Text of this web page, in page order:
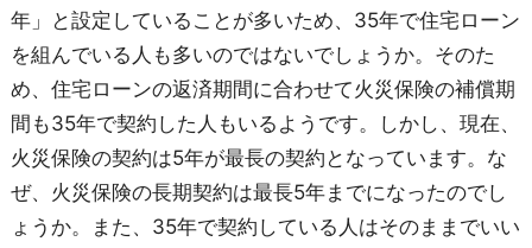
年」と設定していることが多いため、35年で住宅ローン
を組んでいる人も多いのではないでしょうか。そのた
め、住宅ローンの返済期間に合わせて火災保険の補償期
間も35年で契約した人もいるようです。しかし、現在、
火災保険の契約は5年が最長の契約となっています。な
ぜ、火災保険の長期契約は最長5年までになったのでし
ょうか。また、35年で契約している人はそのままでいい